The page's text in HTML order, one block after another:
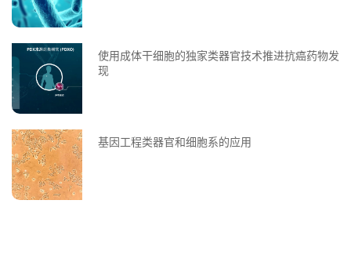
使用成体干细胞的独家类器官技术推进抗癌药物发
现
基因工程类器官和细胞系的应用